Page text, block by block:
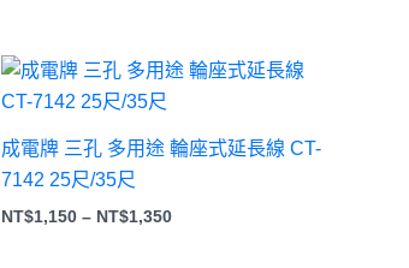
成電牌 三孔 多用途 輪座式延長線 CT-
7142 25尺/35尺
NT$1,150 – NT$1,350
價
NT$1,150